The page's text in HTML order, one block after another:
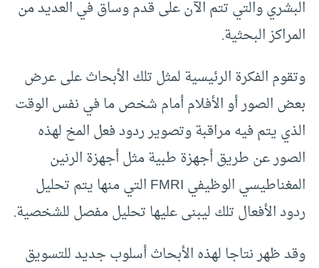
البشري والتي تتم الآن على قدم وساق في العديد من
المراكز البحثية.
وتقوم الفكرة الرئيسية لمثل تلك الأبحاث على عرض
بعض الصور أو الأفلام أمام شخص ما في نفس الوقت
الذي يتم فيه مراقبة وتصوير ردود فعل المخ لهذه
الصور عن طريق أجهزة طبية مثل أجهزة الرنين
المغناطيسي الوظيفي FMRI التي منها يتم تحليل
ردود الأفعال تلك ليبنى عليها تحليل مفصل للشخصية.
وقد ظهر نتاجا لهذه الأبحاث أسلوب جديد للتسويق